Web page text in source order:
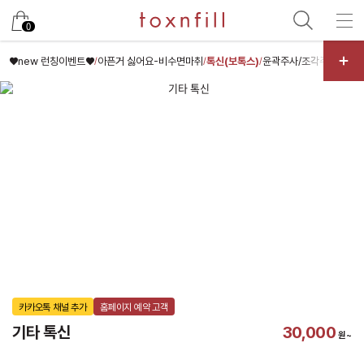
0
♥new 런칭이벤트♥/아픈거 싫어요-비수면마취/톡신(보톡스)/윤곽주사/조각주사/핑크
카카오톡 채널 추가 홈페이지 예약 고객
기타 톡신 30,000 원~
카카